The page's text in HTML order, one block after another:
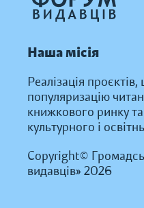
Наша місія
Реалізація
популяризацію
книжкового ринку
культурного і
Copyright©
видавців» 2026